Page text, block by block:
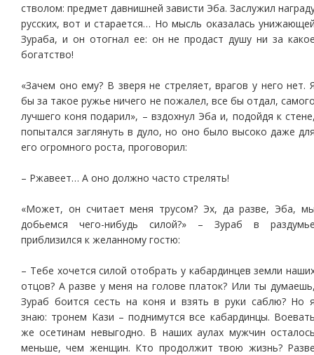
стволом: предмет давнишней зависти Эба. Заслужил
русских, вот и старается… Но мысль оказалась
Зураба, и он отогнал ее: он не продаст душу ни за
богатство!
«Зачем оно ему? В зверя не стреляет, врагов у него нет.
бы за такое ружье ничего не пожалел, все бы отдал,
лучшего коня подарил», – вздохнул Эба и, подойдя к
попытался заглянуть в дуло, но оно было высоко даже
его огромного роста, проговорил:
– Ржавеет… А оно должно часто стрелять!
«Может, он считает меня трусом? Эх, да разве, Эба,
добьемся чего-нибудь силой?» – Зураб в
приблизился к желанному гостю:
– Тебе хочется силой отобрать у кабардинцев земли
отцов? А разве у меня на голове платок? Или ты
Зураб боится сесть на коня и взять в руки саблю? Но
знаю: тронем Кази – поднимутся все кабардинцы.
же осетинам невыгодно. В наших аулах мужчин
меньше, чем женщин. Кто продолжит твою жизнь?